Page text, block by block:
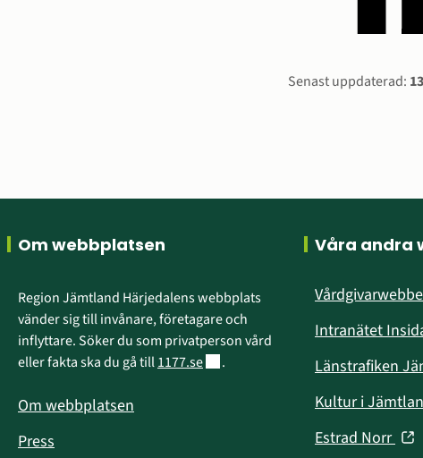
Senast uppdaterad:
Sidfot
Om webbplatsen
Region Jämtland Härjedalens webbplats
vänder sig till invånare, företagare och
inflyttare. Söker du som privatperson vård
eller fakta ska du gå till 1177.seLänk till annan webbplats.
.
Om webbplatsen
Press
Våra andra
Intranätet
Länstrafiken
Kultur i
Estrad Norr